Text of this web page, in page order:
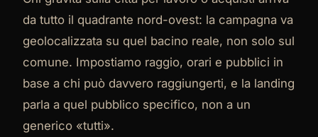
da tutto il quadrante nord-ovest: la campagna va
geolocalizzata su quel bacino reale, non solo sul
comune. Impostiamo raggio, orari e pubblici in
base a chi può davvero raggiungerti, e la landing
parla a quel pubblico specifico, non a un
generico «tutti».